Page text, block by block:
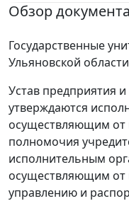
Обзор документа
Государственные
Ульяновской
Устав предприятия
утверждаются
осуществляющим от
полномочия
исполнительным
осуществляющим от
управлению и